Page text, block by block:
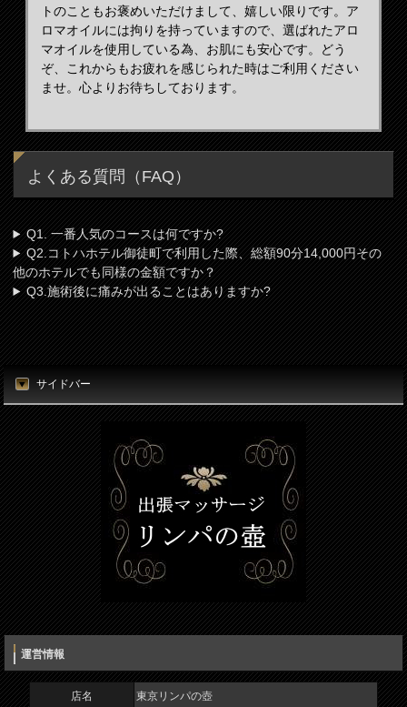
トのこともお褒めいただけまして、嬉しい限りです。ア
ロマオイルには拘りを持っていますので、選ばれたアロ
マオイルを使用している為、お肌にも安心です。どう
ぞ、これからもお疲れを感じられた時はご利用ください
ませ。心よりお待ちしております。
よくある質問（FAQ）
Q1. 一番人気のコースは何ですか?
Q2.コトハホテル御徒町で利用した際、総額90分14,000円その
他のホテルでも同様の金額ですか？
Q3.施術後に痛みが出ることはありますか?
サイドバー
運営情報
店名 東京リンパの壺